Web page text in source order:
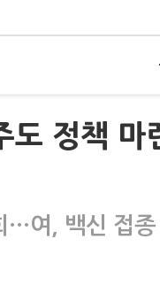
도 정책 마
…여, 백신 접종